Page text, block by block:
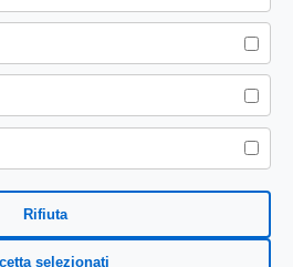
Rifiuta
selezionati
Trib. Santa Maria
n° 900 del 31/01/2025 |
– VIA LORENZO MARIA